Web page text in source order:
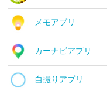
メモアプリ
カーナビアプリ
自撮りアプリ